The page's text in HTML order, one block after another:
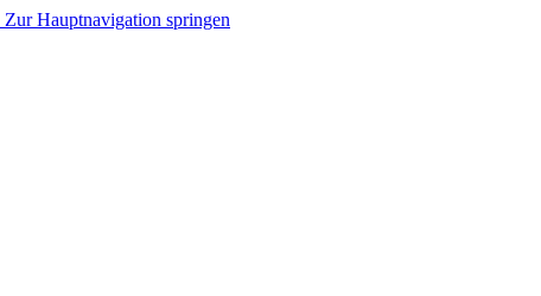
Zur Hauptnavigation springen